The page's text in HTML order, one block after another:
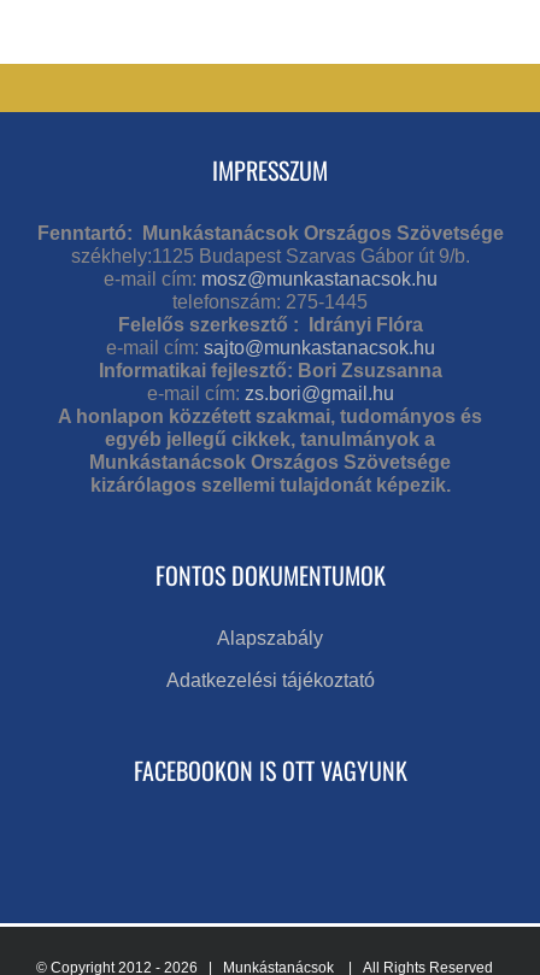
IMPRESSZUM
Fenntartó: Munkástanácsok Országos Szövetsége
székhely:1125 Budapest Szarvas Gábor út 9/b.
e-mail cím: mosz@munkastanacsok.hu
telefonszám: 275-1445
Felelős szerkesztő : Idrányi Flóra
e-mail cím: sajto@munkastanacsok.hu
Informatikai fejlesztő: Bori Zsuzsanna
e-mail cím: zs.bori@gmail.hu
A honlapon közzétett szakmai, tudományos és
egyéb jellegű cikkek, tanulmányok a
Munkástanácsok Országos Szövetsége
kizárólagos szellemi tulajdonát képezik.
FONTOS DOKUMENTUMOK
Alapszabály
Adatkezelési tájékoztató
FACEBOOKON IS OTT VAGYUNK
© Copyright 2012 - 2026 | Munkástanácsok | All Rights Reserved